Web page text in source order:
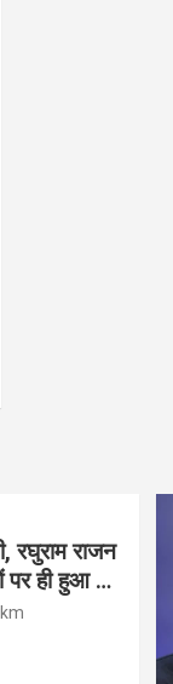
रघुराम राजन